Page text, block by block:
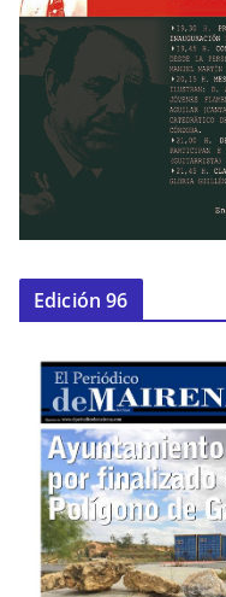
Edición 96